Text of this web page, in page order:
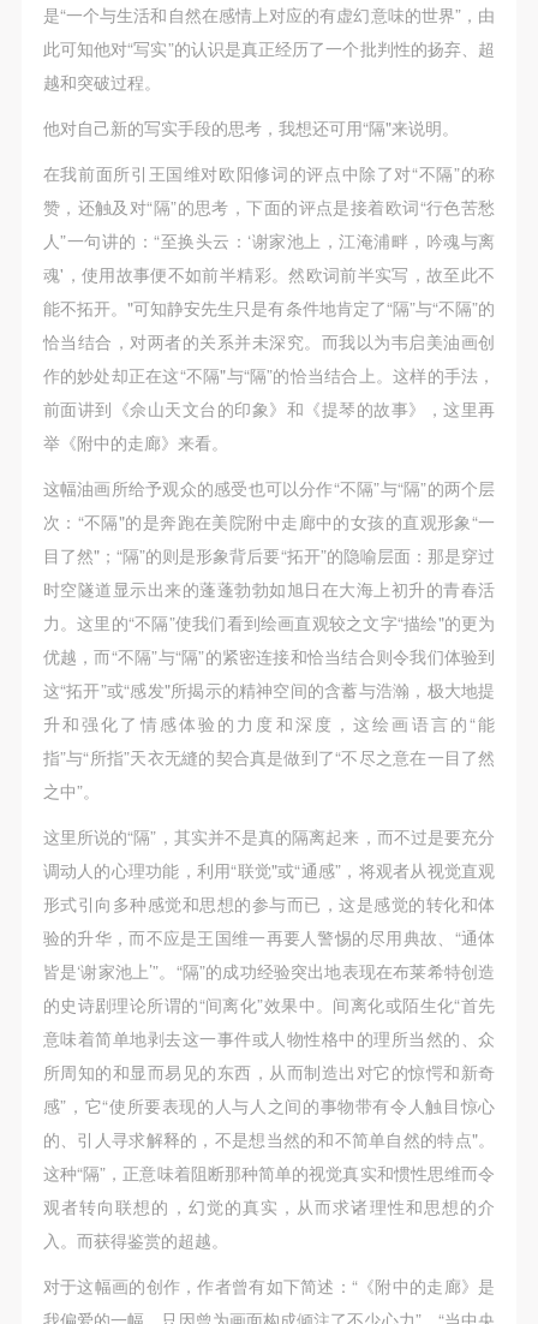
是“一个与生活和自然在感情上对应的有虚幻意味的世界”，由
此可知他对“写实”的认识是真正经历了一个批判性的扬弃、超
越和突破过程。
他对自己新的写实手段的思考，我想还可用“隔"来说明。
在我前面所引王国维对欧阳修词的评点中除了对“不隔”的称
赞，还触及对“隔”的思考，下面的评点是接着欧词“行色苦愁
人”一句讲的：“至换头云：‘谢家池上，江淹浦畔，吟魂与离
魂'，使用故事便不如前半精彩。然欧词前半实写，故至此不
能不拓开。"可知静安先生只是有条件地肯定了“隔”与“不隔”的
恰当结合，对两者的关系并未深究。而我以为韦启美油画创
作的妙处却正在这“不隔"与“隔”的恰当结合上。这样的手法，
前面讲到《佘山天文台的印象》和《提琴的故事》，这里再
举《附中的走廊》来看。
这幅油画所给予观众的感受也可以分作“不隔”与“隔”的两个层
次：“不隔"的是奔跑在美院附中走廊中的女孩的直观形象“一
目了然"；“隔”的则是形象背后要“拓开”的隐喻层面：那是穿过
时空隧道显示出来的蓬蓬勃勃如旭日在大海上初升的青春活
力。这里的“不隔”使我们看到绘画直观较之文字“描绘"的更为
优越，而“不隔”与“隔”的紧密连接和恰当结合则令我们体验到
这“拓开”或“感发"所揭示的精神空间的含蓄与浩瀚，极大地提
升和强化了情感体验的力度和深度，这绘画语言的“能
指”与“所指”天衣无縫的契合真是做到了“不尽之意在一目了然
之中”。
这里所说的“隔”，其实并不是真的隔离起来，而不过是要充分
调动人的心理功能，利用“联觉"或“通感”，将观者从视觉直观
形式引向多种感觉和思想的参与而已，这是感觉的转化和体
验的升华，而不应是王国维一再要人警惕的尽用典故、“通体
皆是‘谢家池上’”。“隔”的成功经验突出地表现在布莱希特创造
的史诗剧理论所谓的“间离化”效果中。间离化或陌生化“首先
意味着简单地剥去这一事件或人物性格中的理所当然的、众
所周知的和显而易见的东西，从而制造出对它的惊愕和新奇
感”，它“使所要表现的人与人之间的事物带有令人触目惊心
的、引人寻求解释的，不是想当然的和不简单自然的特点"。
这种“隔”，正意味着阻断那种简单的视觉真实和惯性思维而令
观者转向联想的，幻觉的真实，从而求诸理性和思想的介
入。而获得鉴赏的超越。
对于这幅画的创作，作者曾有如下简述：“《附中的走廊》是
我偏爱的一幅，只因曾为画面构成倾注了不少心力”，“当中央
登录